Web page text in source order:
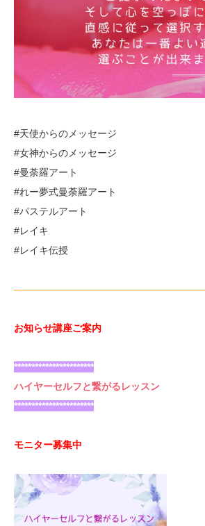
#天使からのメッセージ
#女神からのメッセージ
#曼荼羅アート
#れー夢式曼荼羅アート
#パステルアート
#レイキ
#レイキ伝授
お知らせ講座ご案内
***********************
ハイヤーセルフと繋がるレッスン
***********************
モニター募集中